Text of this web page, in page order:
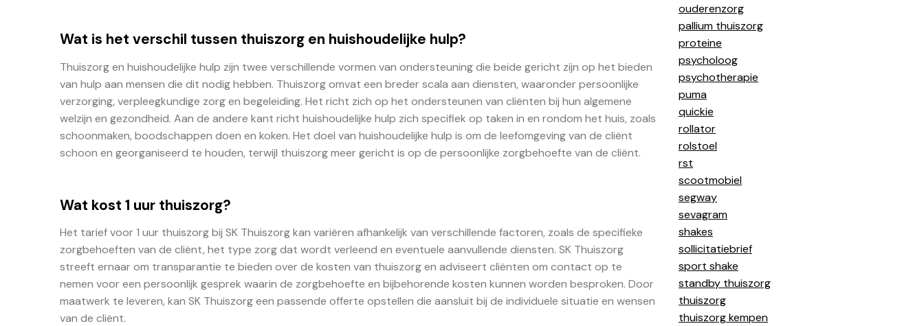
Wat is het verschil tussen thuiszorg en huishoudelijke hulp?
Thuiszorg en huishoudelijke hulp zijn twee verschillende vormen van ondersteuning die beide gericht zijn op het bieden
van hulp aan mensen die dit nodig hebben. Thuiszorg omvat een breder scala aan diensten, waaronder persoonlijke
verzorging, verpleegkundige zorg en begeleiding. Het richt zich op het ondersteunen van cliënten bij hun algemene
welzijn en gezondheid. Aan de andere kant richt huishoudelijke hulp zich specifiek op taken in en rondom het huis, zoals
schoonmaken, boodschappen doen en koken. Het doel van huishoudelijke hulp is om de leefomgeving van de cliënt
schoon en georganiseerd te houden, terwijl thuiszorg meer gericht is op de persoonlijke zorgbehoefte van de cliënt.
Wat kost 1 uur thuiszorg?
Het tarief voor 1 uur thuiszorg bij SK Thuiszorg kan variëren afhankelijk van verschillende factoren, zoals de specifieke
zorgbehoeften van de cliënt, het type zorg dat wordt verleend en eventuele aanvullende diensten. SK Thuiszorg
streeft ernaar om transparantie te bieden over de kosten van thuiszorg en adviseert cliënten om contact op te
nemen voor een persoonlijk gesprek waarin de zorgbehoefte en bijbehorende kosten kunnen worden besproken. Door
maatwerk te leveren, kan SK Thuiszorg een passende offerte opstellen die aansluit bij de individuele situatie en wensen
van de cliënt.
ouderenzorg
pallium thuiszorg
proteine
psycholoog
psychotherapie
puma
quickie
rollator
rolstoel
rst
scootmobiel
segway
sevagram
shakes
sollicitatiebrief
sport shake
standby thuiszorg
thuiszorg
thuiszorg kempen